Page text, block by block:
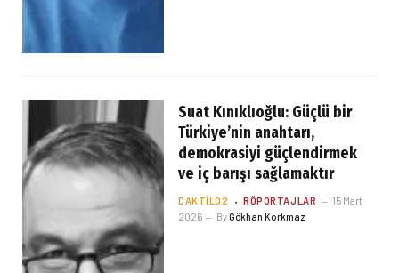
Suat Kınıklıoğlu: Güçlü bir
Türkiye’nin anahtarı,
demokrasiyi güçlendirmek
ve iç barışı sağlamaktır
DAKTILO2 RÖPORTAJLAR
15 Mart
2026
ByGökhan Korkmaz